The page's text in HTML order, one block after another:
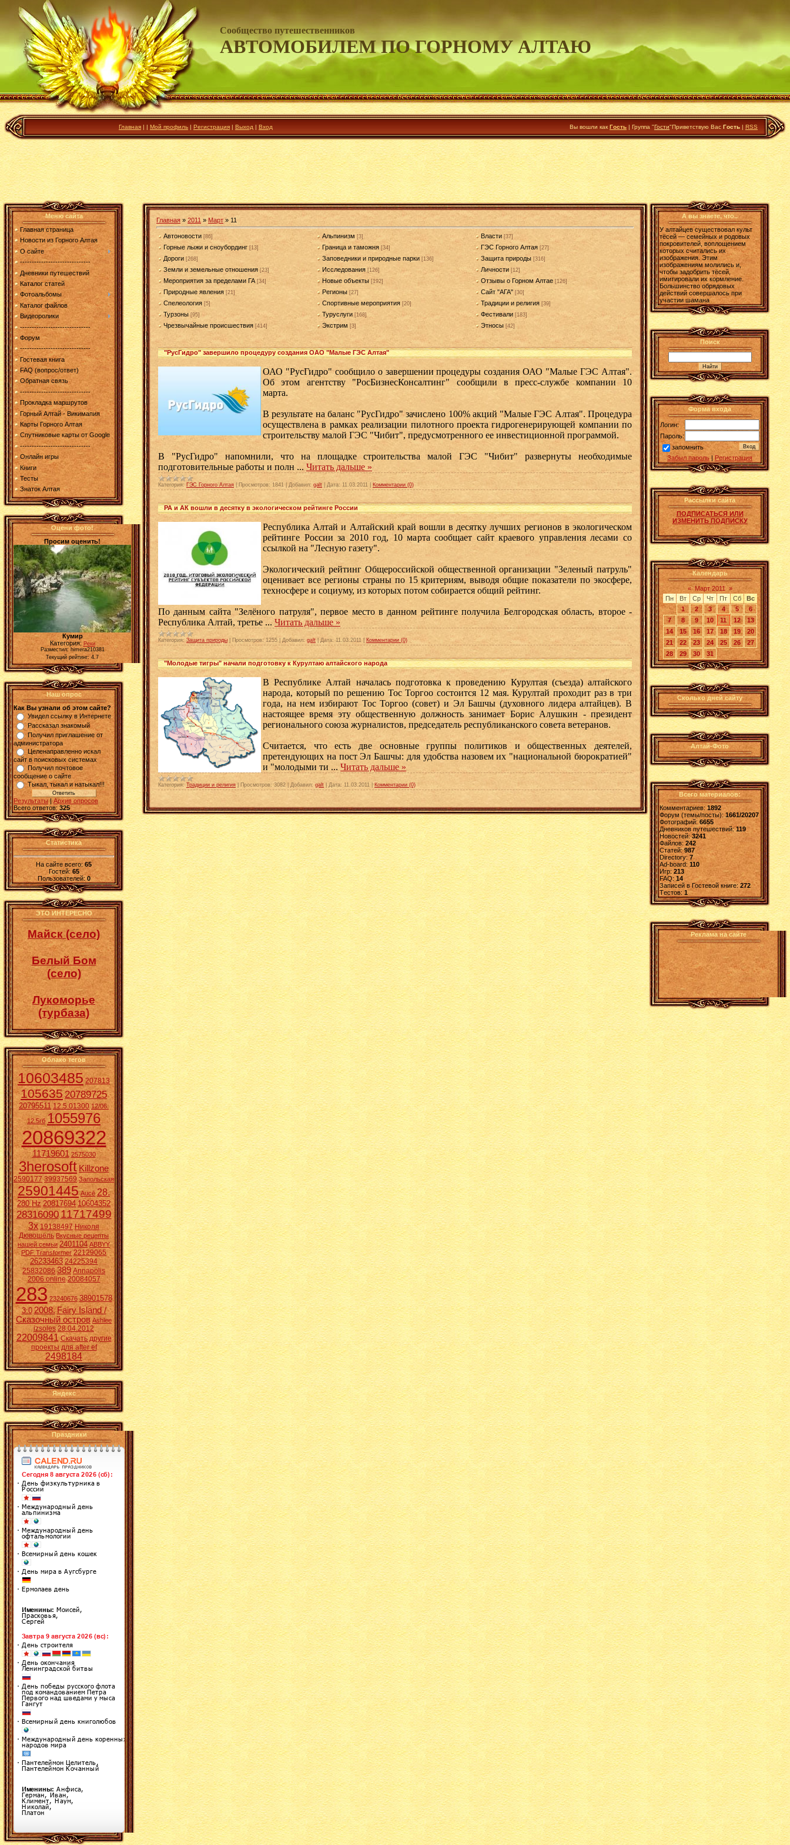
Сообщество путешественников
АВТОМОБИЛЕМ ПО ГОРНОМУ АЛТАЮ
Главная | | Мой профиль | Регистрация | Выход | Вход Вы вошли как Гость | Группа "Гости"Приветствую Вас Гость | RSS
Меню сайта
Главная страница
Новости из Горного Алтая
О сайте
------------------------------
Дневники путешествий
Каталог статей
Фотоальбомы
Каталог файлов
Видеоролики
------------------------------
Форум
------------------------------
Гостевая книга
FAQ (вопрос/ответ)
Обратная связь
------------------------------
Прокладка маршрутов
Горный Алтай - Викимапия
Карты Горного Алтая
Спутниковые карты от Google
------------------------------
Онлайн игры
Книги
Тесты
Знаток Алтая
Оцени фото!
Просим оценить!
Кумир
Категория: Реки
Разместил: himera210381
Текущий рейтинг: 4.7
Наш опрос
Как Вы узнали об этом сайте?
Увидел ссылку в Интернете
Рассказал знакомый
Получил приглашение от
администратора
Целенаправленно искал
сайт в поисковых системах
Получил почтовое
сообщение о сайте
Тыкал, тыкал и натыкал!!!
Результаты |Архив опросов
Всего ответов: 325
Статистика
На сайте всего:65
Гостей: 65
Пользователей: 0
ЭТО ИНТЕРЕСНО
Майск (село)
Белый Бом
(село)
Лукоморье
(турбаза)
Облако тегов
10603485 207813
10563520789725
20795511 12.5.01300 12/06.
12.5гб 1055976
20869322
11719601 2575030
3herosoft Killzone
2590177 39937569 Запольская
25901445 Aucē 28.
280 Hz 20817694 10604352
2831609011717499
3x 19138497 Николя
Дювошель Вкусные рецепты
нашей семьи 2401104 ABBYY
PDF Transformer 22129065
26233463 24225394
25832086 389 Annapolis
2006 online 20084057
283 23240676 38901578
3:0 2008. Fairy Island /
Сказочный остров Ashlee
izsoles 28.04.2012
22009841 Скачать другие
проекты для after ef
2498184
Яндекс
Праздники
Главная » 2011 » Март » 11
Автоновости [86] Альпинизм [3] Власти [37]
Горные лыжи и сноубординг [13] Граница и таможня [34] ГЭС Горного Алтая [27]
Дороги [268] Заповедники и природные парки [136] Защита природы [316]
Земли и земельные отношения [23] Исследования [126] Личности [12]
Мероприятия за пределами ГА [34] Новые объекты [192] Отзывы о Горном Алтае [126]
Природные явления [21] Регионы [27] Сайт "АГА" [30]
Спелеология [5] Спортивные мероприятия [20] Традиции и религия [39]
Турзоны [95] Туруслуги [168] Фестивали [183]
Чрезвычайные происшествия [414] Экстрим [3] Этносы [42]
"РусГидро" завершило процедуру создания ОАО "Малые ГЭС Алтая"
ОАО "РусГидро" сообщило о завершении процедуры создания ОАО "Малые ГЭС Алтая".
Об этом агентству "РосБизнесКонсалтинг" сообщили в пресс-службе компании 10
марта.
В результате на баланс "РусГидро" зачислено 100% акций "Малые ГЭС Алтая". Процедура
осуществлена в рамках реализации пилотного проекта гидрогенерирующей компании по
строительству малой ГЭС "Чибит", предусмотренного ее инвестиционной программой.
В "РусГидро" напомнили, что на площадке строительства малой ГЭС "Чибит" развернуты необходимые
подготовительные работы и полн ... Читать дальше »
Категория: ГЭС Горного Алтая | Просмотров: 1841 Добавил: galt Дата: 11.03.2011 Комментарии (0)
РА и АК вошли в десятку в экологическом рейтинге России
Республика Алтай и Алтайский край вошли в десятку лучших регионов в экологическом
рейтинге России за 2010 год, 10 марта сообщает сайт краевого управления лесами со
ссылкой на "Лесную газету".
Экологический рейтинг Общероссийской общественной организации "Зеленый патруль"
оценивает все регионы страны по 15 критериям, выводя общие показатели по экосфере,
техносфере и социуму, из которых потом собирается общий рейтинг.
По данным сайта "Зелёного патруля", первое место в данном рейтинге получила Белгородская область, второе -
Республика Алтай, третье ... Читать дальше »
Категория: Защита природы Просмотров: 1255 Добавил: galt Дата: 11.03.2011 Комментарии (0)
"Молодые тигры" начали подготовку к Курултаю алтайского народа
В Республике Алтай началась подготовка к проведению Курултая (съезда) алтайского
народа, который по решению Тос Торгоо состоится 12 мая. Курултай проходит раз в три
года, на нем избирают Тос Торгоо (совет) и Эл Башчы (духовного лидера алтайцев). В
настоящее время эту общественную должность занимает Борис Алушкин - президент
регионального союза журналистов, председатель республиканского совета ветеранов.
Считается, что есть две основные группы политиков и общественных деятелей,
претендующих на пост Эл Башчы: для удобства назовем их "национальной бюрократией"
и "молодыми ти ... Читать дальше »
Категория: Традиции и религия Просмотров: 3082 Добавил: galt Дата: 11.03.2011 Комментарии (0)
А вы знаете, что..
У алтайцев существовал культ
тёсей — семейных и родовых
покровителей, воплощением
которых считались их
изображения. Этим
изображениям молились и,
чтобы задобрить тёсей,
имитировали их кормление.
Большинство обрядовых
действий совершалось при
участии шамана
Поиск
Форма входа
Логин:
Пароль:
запомнить
Забыл пароль | Регистрация
Рассылки сайта
ПОДПИСАТЬСЯ ИЛИ
ИЗМЕНИТЬ ПОДПИСКУ
Календарь
« Март 2011 »
Пн
Вт Ср Чт Пт Сб
Вс
1
2 3 4 5
6
7
8 9 10 11 12
13
14
15 16 17 18 19
20
21
22 23 24 25 26
27
28
29 30 31
Сколько дней сайту
Алтай-Фото
Всего материалов:
Комментариев: 1892
Форум (темы/посты):1661/20207
Фотографий:6655
Дневников путешествий:119
Новостей:3241
Файлов: 242
Статей:987
Directory: 7
Ad-board:110
Игр: 213
FAQ:14
Записей в Гостевой книге:272
Tестов: 1
Реклама на сайте